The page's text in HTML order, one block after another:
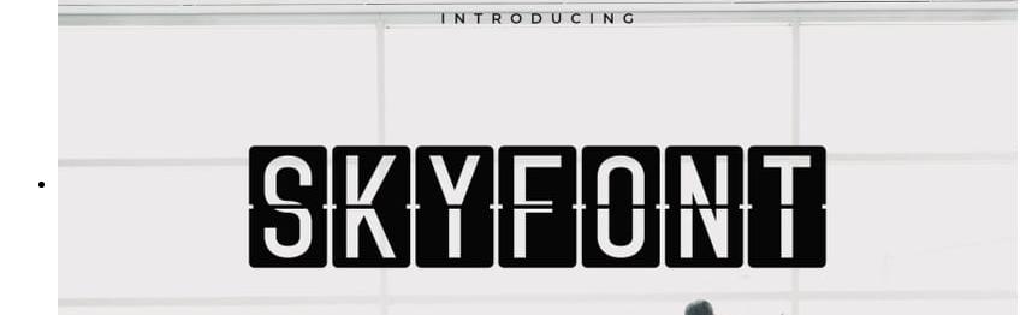
na stiahnutie
FREE
pdf, ps, acrobat, distiller